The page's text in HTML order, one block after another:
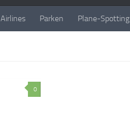
Airlines Parken Plane-Spotting
0